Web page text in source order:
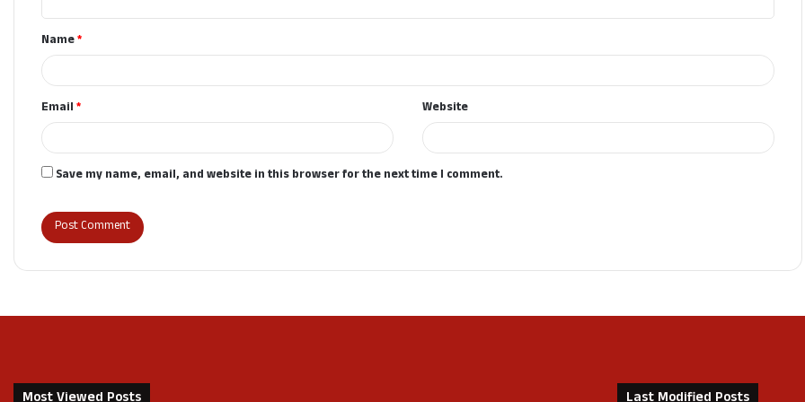
t
*Name*
Email* Website
Save my name, email, and website in this browser for the next time I comment.